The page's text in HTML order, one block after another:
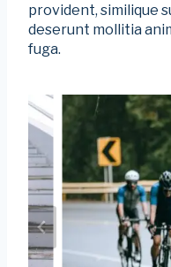
provident, similique
deserunt mollitia
fuga.